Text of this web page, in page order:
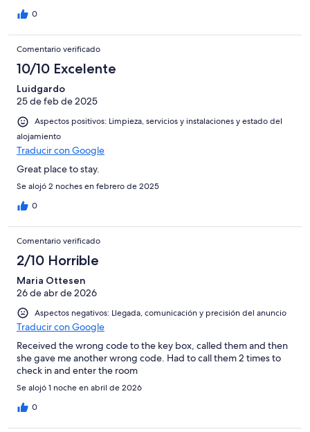
and overflowing trash bins were unsightly and not very
0
Comentario verificado
10/10 Excelente
Luidgardo
25 de feb de 2025
Aspectos positivos: Limpieza, servicios y instalaciones y estado del
alojamiento
Traducir con Google
Great place to stay.
Se alojó 2 noches en febrero de 2025
0
Comentario verificado
2/10 Horrible
Maria Ottesen
26 de abr de 2026
Aspectos negativos: Llegada, comunicación y precisión del anuncio
Traducir con Google
Received the wrong code to the key box, called them and then
she gave me another wrong code. Had to call them 2 times to
check in and enter the room
Se alojó 1 noche en abril de 2026
0